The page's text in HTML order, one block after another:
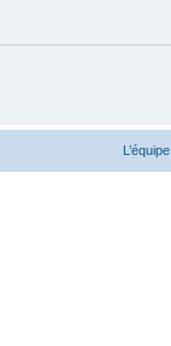
L’équipe